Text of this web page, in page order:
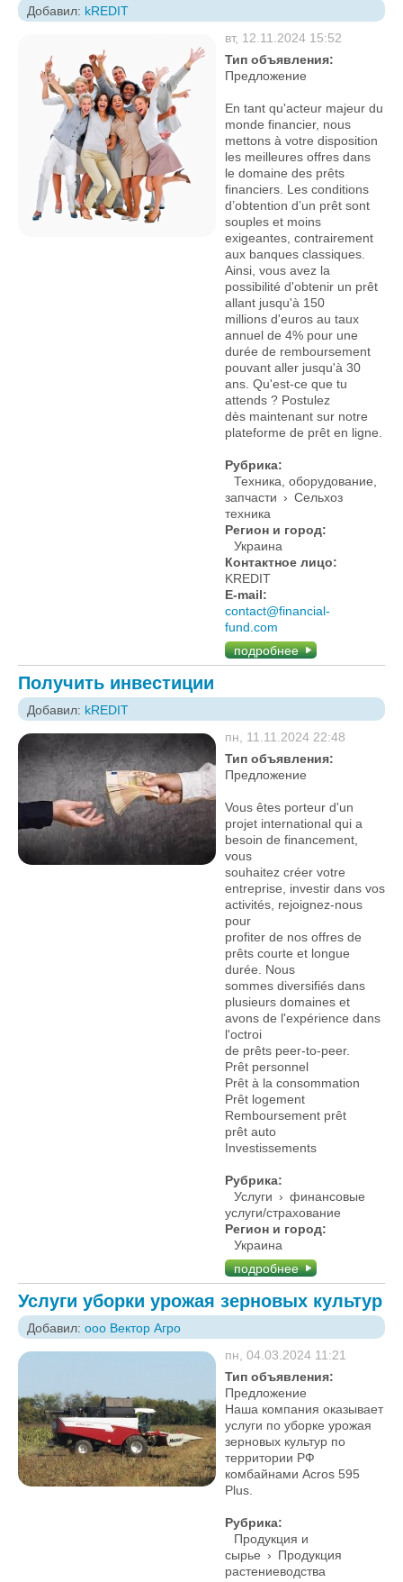
Добавил: kREDIT
вт, 12.11.2024 15:52
Тип объявления:
Предложение
En tant qu'acteur majeur du
monde financier, nous
mettons à votre disposition
les meilleures offres dans
le domaine des prêts
financiers. Les conditions
d’obtention d’un prêt sont
souples et moins
exigeantes, contrairement
aux banques classiques.
Ainsi, vous avez la
possibilité d'obtenir un prêt
allant jusqu'à 150
millions d'euros au taux
annuel de 4% pour une
durée de remboursement
pouvant aller jusqu'à 30
ans. Qu'est-ce que tu
attends ? Postulez
dès maintenant sur notre
plateforme de prêt en ligne.
Рубрика:
Техника, оборудование,
запчасти › Сельхоз
техника
Регион и город:
Украина
Контактное лицо:
KREDIT
E-mail:
contact@financial-
fund.com
подробнее
Получить инвестиции
Добавил: kREDIT
пн, 11.11.2024 22:48
Тип объявления:
Предложение
Vous êtes porteur d'un
projet international qui a
besoin de financement,
vous
souhaitez créer votre
entreprise, investir dans vos
activités, rejoignez-nous
pour
profiter de nos offres de
prêts courte et longue
durée. Nous
sommes diversifiés dans
plusieurs domaines et
avons de l'expérience dans
l'octroi
de prêts peer-to-peer.
Prêt personnel
Prêt à la consommation
Prêt logement
Remboursement prêt
prêt auto
Investissements
Рубрика:
Услуги › финансовые
услуги/страхование
Регион и город:
Украина
подробнее
Услуги уборки урожая зерновых культур
Добавил: ооо Вектор Агро
пн, 04.03.2024 11:21
Тип объявления:
Предложение
Наша компания оказывает
услуги по уборке урожая
зерновых культур по
территории РФ
комбайнами Acros 595
Plus.
Рубрика:
Продукция и
сырье › Продукция
растениеводства